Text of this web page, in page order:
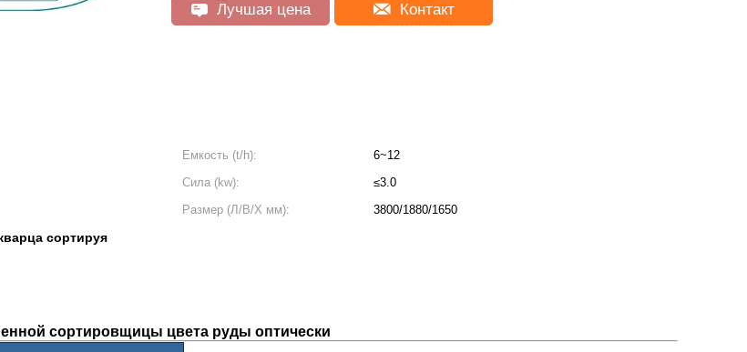
Лучшая цена Контакт
Емкость (t/h):
6~12
Сила (kw):
≤3.0
Размер (Л/В/Х мм):
3800/1880/1650
сортируя
сортировщицы цвета руды оптически